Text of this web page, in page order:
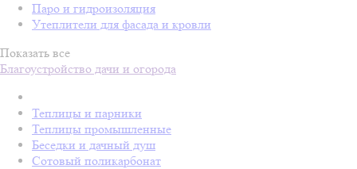
Паро и гидроизоляция
Утеплители для фасада и кровли
Показать все
Благоустройство дачи и огорода
Теплицы и парники
Теплицы промышленные
Беседки и дачный душ
Сотовый поликарбонат